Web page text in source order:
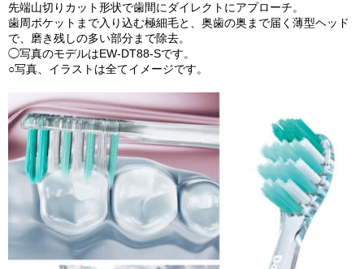
先端山切りカット形状で歯間にダイレクトにアプローチ。
歯周ポケットまで入り込む極細毛と、奥歯の奥まで届く薄型ヘッド
で、磨き残しの多い部分まで除去。
◯写真のモデルはEW-DT88-Sです。
○写真、イラストは全てイメージです。